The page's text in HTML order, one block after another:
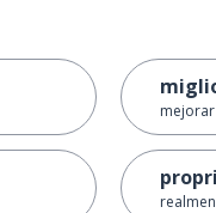
mejorar